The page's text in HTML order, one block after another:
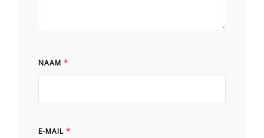
NAAM *
E-MAIL *